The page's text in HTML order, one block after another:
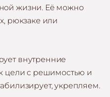
жизни. Её можно
рюкзаке или
внутренние
цели с решимостью и
укрепляем.